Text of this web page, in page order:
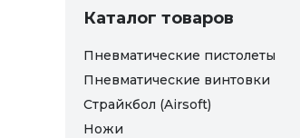
Каталог товаров
Пневматические пистолеты
Пневматические винтовки
Страйкбол (Airsoft)
Ножи